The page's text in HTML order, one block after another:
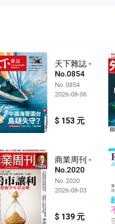
天下雜誌 -
No.0854
No. 0854
2026-08-06
$ 153 元
商業周刊 -
No.2020
No. 2020
2026-08-03
$ 139 元